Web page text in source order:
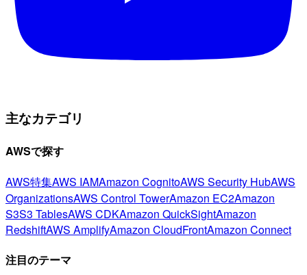
主なカテゴリ
AWSで探す
AWS特集AWS IAMAmazon CognitoAWS Security HubAWS
OrganizationsAWS Control TowerAmazon EC2Amazon
S3S3 TablesAWS CDKAmazon QuickSightAmazon
RedshiftAWS AmplifyAmazon CloudFrontAmazon Connect
注目のテーマ